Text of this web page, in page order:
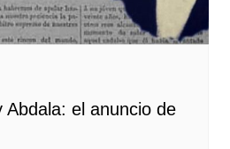
Abdala: el anuncio de